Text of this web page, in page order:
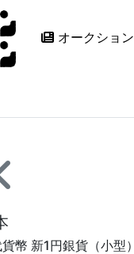
オークション
幣 新1円銀貨（小型）